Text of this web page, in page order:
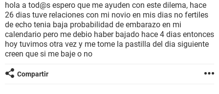
BIENESTAR
SEXUALIDAD
GLOSARIO
hola a tod@s espero que me ayuden con este dilema, hace
26 dias tuve relaciones con mi novio en mis dias no fertiles
de echo tenia baja probabilidad de embarazo en mi
calendario pero me debio haber bajado hace 4 dias entonces
hoy tuvimos otra vez y me tome la pastilla del dia siguiente
creen que si me baje o no
Compartir